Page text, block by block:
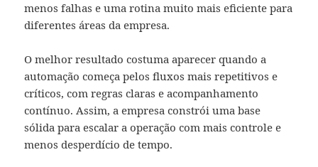
menos falhas e uma rotina muito mais eficiente para
diferentes áreas da empresa.
O melhor resultado costuma aparecer quando a
automação começa pelos fluxos mais repetitivos e
críticos, com regras claras e acompanhamento
contínuo. Assim, a empresa constrói uma base
sólida para escalar a operação com mais controle e
menos desperdício de tempo.